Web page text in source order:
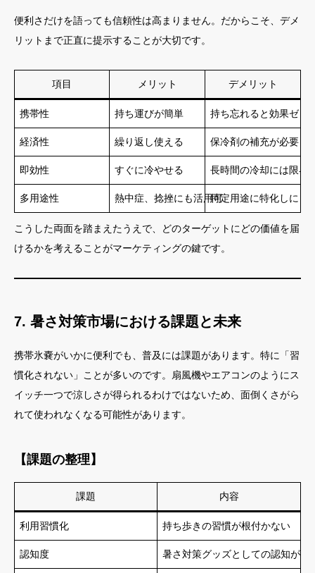
便利さだけを語っても信頼性は高まりません。だからこそ、デメ
リットまで正直に提示することが大切です。
項目 メリット デメリット
携帯性 持ち運びが簡単 持ち忘れると効果ゼロ
経済性 繰り返し使える 保冷剤の補充が必要
即効性 すぐに冷やせる 長時間の冷却には限界
多用途性 熱中症、捻挫にも活用可特定用途に特化しにく
こうした両面を踏まえたうえで、どのターゲットにどの価値を届
けるかを考えることがマーケティングの鍵です。
7. 暑さ対策市場における課題と未来
携帯氷嚢がいかに便利でも、普及には課題があります。特に「習
慣化されない」ことが多いのです。扇風機やエアコンのようにス
イッチ一つで涼しさが得られるわけではないため、面倒くさがら
れて使われなくなる可能性があります。
【課題の整理】
課題 内容
利用習慣化 持ち歩きの習慣が根付かない
認知度 暑さ対策グッズとしての認知が低